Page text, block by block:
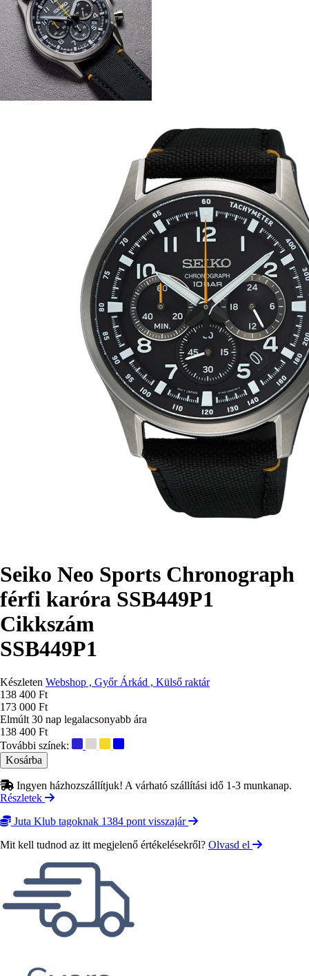
Seiko Neo Sports Chronograph
férfi karóra SSB449P1
Cikkszám
SSB449P1
Készleten Webshop , Győr Árkád , Külső raktár
Ár
138 400 Ft
173 000 Ft
Elmúlt 30 nap legalacsonyabb ára
138 400 Ft
További színek:
Ingyen házhozszállítjuk! A várható szállítási idő 1-3 munkanap.
Részletek
Juta Klub tagoknak 1384 pont visszajár
Mit kell tudnod az itt megjelenő értékelésekről? Olvasd el